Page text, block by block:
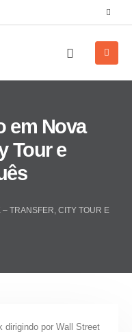
em Nova
Tour e
– TRANSFER, CITY TOUR E